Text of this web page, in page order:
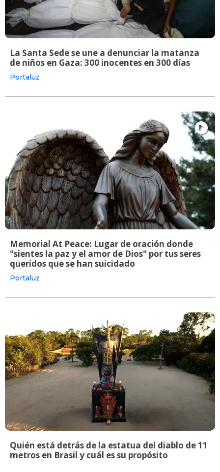
La Santa Sede se une a denunciar la matanza
de niños en Gaza: 300 inocentes en 300 días
Portaluz
Memorial At Peace: Lugar de oración donde
"sientes la paz y el amor de Dios" por tus seres
queridos que se han suicidado
Portaluz
Quién está detrás de la estatua del diablo de 11
metros en Brasil y cuál es su propósito